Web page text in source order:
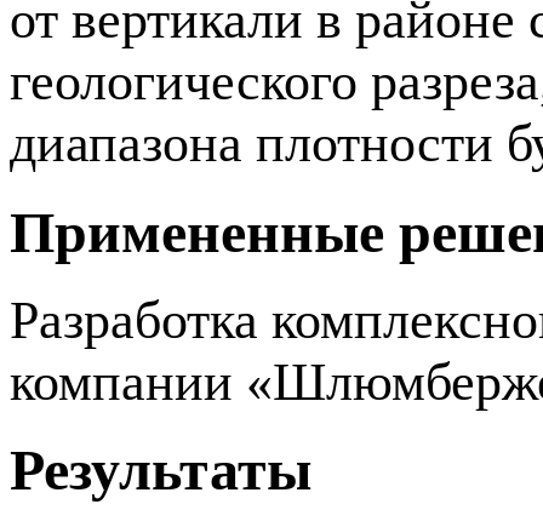
от вертикали в
геологического
диапазона плотности
Примененные
Разработка
компании
Результаты